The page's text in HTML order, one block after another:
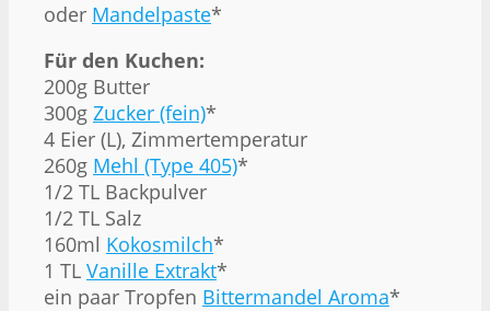
oder Mandelpaste*
Für den Kuchen:
200g Butter
300g Zucker (fein)*
4 Eier (L), Zimmertemperatur
260g Mehl (Type 405)*
1/2 TL Backpulver
1/2 TL Salz
160ml Kokosmilch*
1 TL Vanille Extrakt*
ein paar Tropfen Bittermandel Aroma*